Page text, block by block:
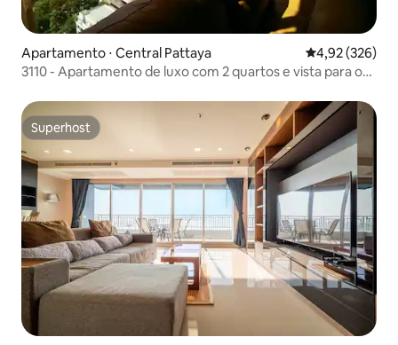
Apartamento ⋅ Central Pattaya 4,92 de uma
4,92 (326)
3110 - Apartamento de luxo com 2 quartos e vista para o
Superhost
Superhost